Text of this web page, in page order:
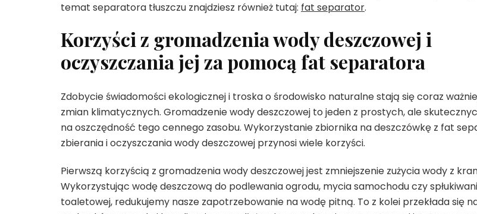
temat separatora tłuszczu znajdziesz również tutaj: fat separator.
Korzyści z gromadzenia wody deszczowej i
oczyszczania jej za pomocą fat separatora
Zdobycie świadomości ekologicznej i troska o środowisko naturalne stają się coraz
zmian klimatycznych. Gromadzenie wody deszczowej to jeden z prostych, ale
na oszczędność tego cennego zasobu. Wykorzystanie zbiornika na deszczówkę z fat
zbierania i oczyszczania wody deszczowej przynosi wiele korzyści.
Pierwszą korzyścią z gromadzenia wody deszczowej jest zmniejszenie zużycia wody z
Wykorzystując wodę deszczową do podlewania ogrodu, mycia samochodu czy
toaletowej, redukujemy nasze zapotrzebowanie na wodę pitną. To z kolei przekłada się